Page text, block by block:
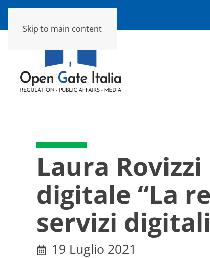
Skip to main content
Laura
digitale “La
servizi
19 Luglio 2021